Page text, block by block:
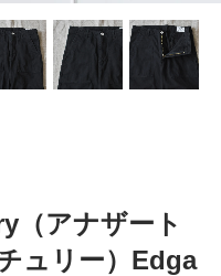
（アナザート
ュリー）Edga